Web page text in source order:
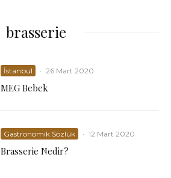
brasserie
İstanbul · 26 Mart 2020
MEG Bebek
Gastronomik Sözlük · 12 Mart 2020
Brasserie Nedir?